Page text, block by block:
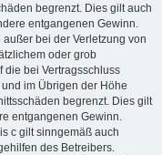
begrenzt. Dies gilt auch
entgangenen Gewinn.
bei der Verletzung von
oder grob
die bei Vertragsschluss
im Übrigen der Höhe
begrenzt. Dies gilt
entgangenen Gewinn.
c gilt sinngemäß auch
des Betreibers.